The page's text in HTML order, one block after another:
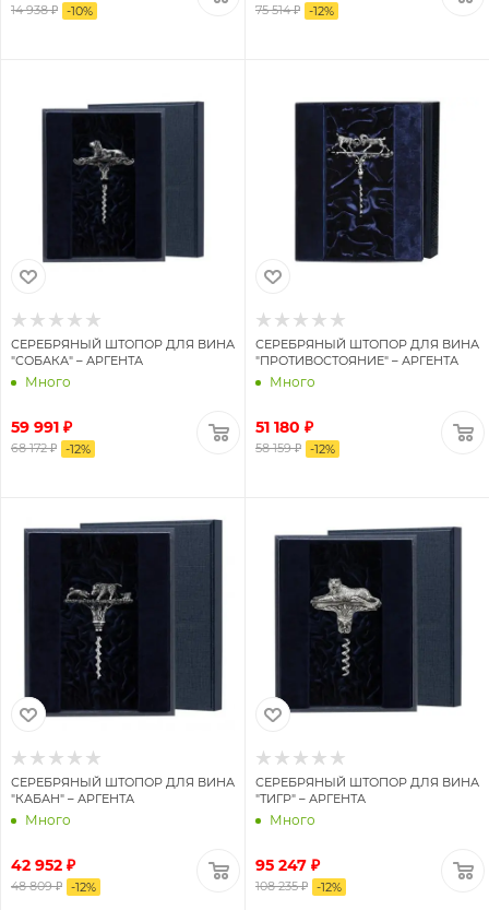
14 938 ₽ -10% 75 514 ₽ -12%
СЕРЕБРЯНЫЙ ШТОПОР ДЛЯ ВИНА
"СОБАКА" – АРГЕНТА
Много
59 991 ₽
68 172 ₽ -12%
СЕРЕБРЯНЫЙ ШТОПОР ДЛЯ ВИНА
"ПРОТИВОСТОЯНИЕ" – АРГЕНТА
Много
51 180 ₽
58 159 ₽ -12%
СЕРЕБРЯНЫЙ ШТОПОР ДЛЯ ВИНА
"КАБАН" – АРГЕНТА
Много
42 952 ₽
48 809 ₽ -12%
СЕРЕБРЯНЫЙ ШТОПОР ДЛЯ ВИНА
"ТИГР" – АРГЕНТА
Много
95 247 ₽
108 235 ₽ -12%